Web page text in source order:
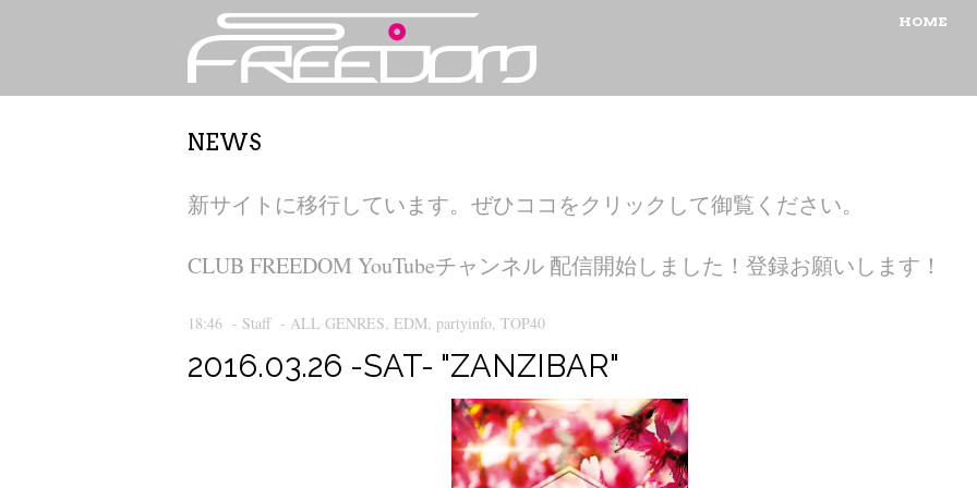
MENU
SKIP TO
HOME
NEWS
新サイトに移行しています。ぜひココをクリックして御覧ください。
CLUB FREEDOM YouTubeチャンネル 配信開始しました！登録お願いします！
18:46 - Staff- ALL GENRES, EDM, partyinfo, TOP40
2016.03.26 -SAT- "ZANZIBAR"